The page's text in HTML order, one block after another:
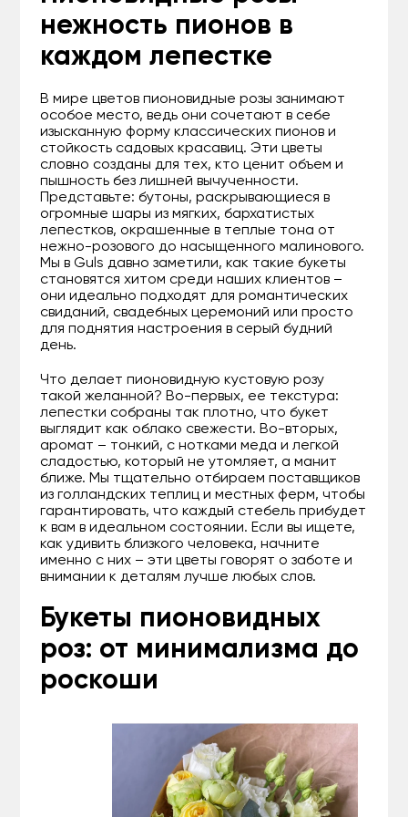
нежность пионов в
каждом лепестке
В мире цветов пионовидные розы занимают
особое место, ведь они сочетают в себе
изысканную форму классических пионов и
стойкость садовых красавиц. Эти цветы
словно созданы для тех, кто ценит объем и
пышность без лишней вычученности.
Представьте: бутоны, раскрывающиеся в
огромные шары из мягких, бархатистых
лепестков, окрашенные в теплые тона от
нежно-розового до насыщенного малинового.
Мы в Guls давно заметили, как такие букеты
становятся хитом среди наших клиентов –
они идеально подходят для романтических
свиданий, свадебных церемоний или просто
для поднятия настроения в серый будний
день.
Что делает пионовидную кустовую розу
такой желанной? Во-первых, ее текстура:
лепестки собраны так плотно, что букет
выглядит как облако свежести. Во-вторых,
аромат – тонкий, с нотками меда и легкой
сладостью, который не утомляет, а манит
ближе. Мы тщательно отбираем поставщиков
из голландских теплиц и местных ферм, чтобы
гарантировать, что каждый стебель прибудет
к вам в идеальном состоянии. Если вы ищете,
как удивить близкого человека, начните
именно с них – эти цветы говорят о заботе и
внимании к деталям лучше любых слов.
Букеты пионовидных
роз: от минимализма до
роскоши